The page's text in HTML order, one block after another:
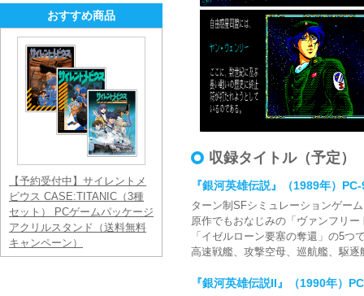
収録タイトル（予定）
『銀河英雄伝説』（1989年）
ターン制SFシミュレーションゲー
原作でもおなじみの「ヴァンフリ
「イゼルローン要塞の奪還」の5
高速戦艦、攻撃空母、巡航艦、駆
『銀河英雄伝説II』（1990年）
おすすめ商品
【予約受付中】サイレントメ
ビウス CASE:TITANIC（3種
セット） PCゲームパッケージ
アクリルスタンド（送料無料
キャンペーン）